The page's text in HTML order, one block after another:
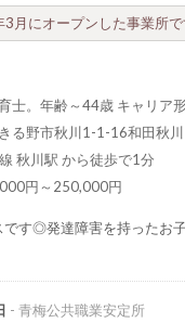
月にオープンした事業所
士。年齢～44歳 キャリア
る野市秋川1-1-16和田秋川
秋川駅 から徒歩で1分
円～250,000円
す◎発達障害を持ったお
- 青梅公共職業安定所